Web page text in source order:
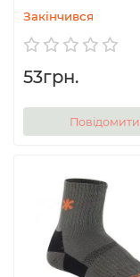
Закінчився
53грн.
Повідомити